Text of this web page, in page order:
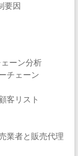
要因
ーン分析
チェーン
客リスト
者と販売代理